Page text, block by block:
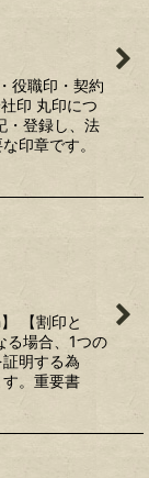
役職印・契約
印 丸印につ
登録し、法
印章です。
【割印と
る場合、1つの
明する為
。重要書